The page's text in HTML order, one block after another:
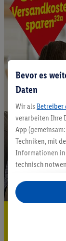
Bevor es
Daten
Wir als Betreiber
verarbeiten Ihre
App
Techniken, mit
Informationen in
technisch
auch durch
Verantwortliche;
insgesamt
Statistik-